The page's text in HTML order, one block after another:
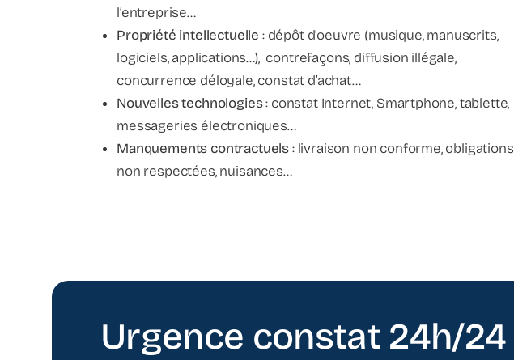
l’entreprise…
Propriété intellectuelle : dépôt d’oeuvre (musique, manuscrits,
logiciels, applications…), contrefaçons, diffusion illégale,
concurrence déloyale, constat d’achat…
Nouvelles technologies: constat Internet, Smartphone, tablette,
messageries électroniques…
Manquements contractuels: livraison non conforme, obligations
non respectées, nuisances…
Urgence constat 24h/24